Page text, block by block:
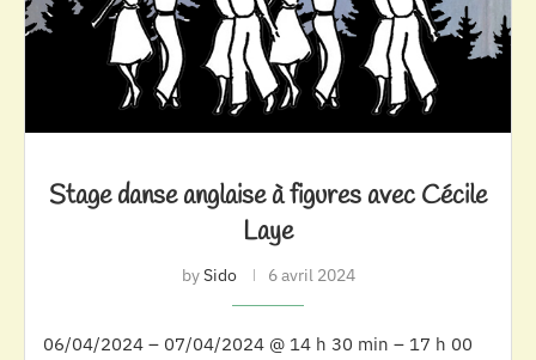
Stage danse anglaise à figures avec Cécile
Laye
bySido 6 avril 2024
06/04/2024 – 07/04/2024 @ 14 h 30 min – 17 h 00